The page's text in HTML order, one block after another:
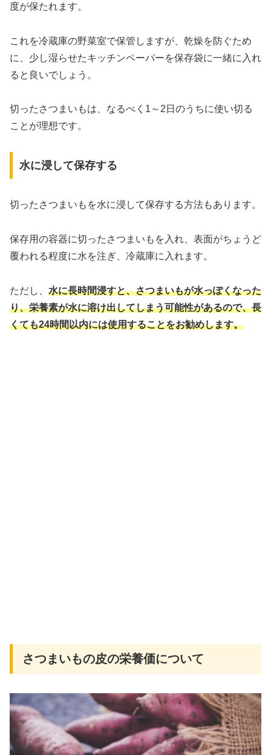
度が保たれます。
これを冷蔵庫の野菜室で保管しますが、乾燥を防ぐため
に、少し湿らせたキッチンペーパーを保存袋に一緒に入れ
ると良いでしょう。
切ったさつまいもは、なるべく1～2日のうちに使い切る
ことが理想です。
水に浸して保存する
切ったさつまいもを水に浸して保存する方法もあります。
保存用の容器に切ったさつまいもを入れ、表面がちょうど
覆われる程度に水を注ぎ、冷蔵庫に入れます。
ただし、 水に長時間浸すと、さつまいもが水っぽくなった
り、栄養素が水に溶け出してしまう可能性があるので、長
くても24時間以内には使用することをお勧めします。
さつまいもの皮の栄養価について